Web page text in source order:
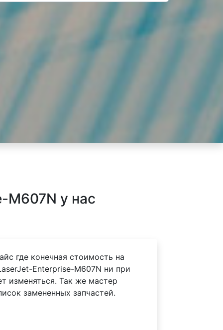
M607N у нас
где конечная стоимость на
Enterprise-M607N ни при
изменяться. Так же мастер
замененных запчастей.